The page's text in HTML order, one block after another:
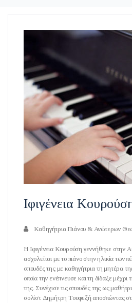
Ιφιγένεια
Καθηγήτρια Πιάνου & Ανώτερων
Η Ιφιγένεια Κουρούση γεννήθηκε στην
ασχολείται με το πιάνο στην ηλικία των
σπουδές της με καθηγήτρια τη μητέρα
οποία την ενέπνευσε και τη δίδαξε μέχρι
της. Συνέχισε τις σπουδές της ως
σολίστ Δημήτρη Τουφεξή αποσπώντας